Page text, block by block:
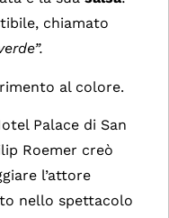
chiamato
al colore.
Palace di San
Roemer creò
l’attore
nello spettacolo